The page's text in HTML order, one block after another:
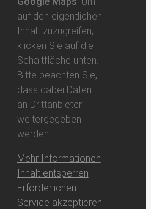
auf den eigentlichen
Inhalt zuzugreifen,
klicken Sie auf die
Schaltfläche unten.
Bitte beachten Sie,
dass dabei Daten
an Drittanbieter
weitergegeben
werden.
Mehr Informationen
Inhalt entsperren
Erforderlichen
Service akzeptieren